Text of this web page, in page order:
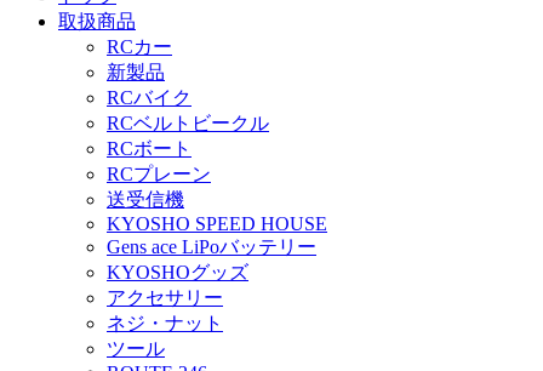
取扱商品
RCカー
新製品
RCバイク
RCベルトビークル
RCボート
RCプレーン
送受信機
KYOSHO SPEED HOUSE
Gens ace LiPoバッテリー
KYOSHOグッズ
アクセサリー
ネジ・ナット
ツール